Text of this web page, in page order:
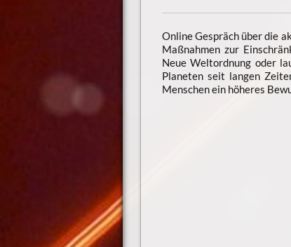
Online Gespräch über die
Maßnahmen zur
Neue Weltordnung oder
Planeten seit langen
Menschen ein höheres